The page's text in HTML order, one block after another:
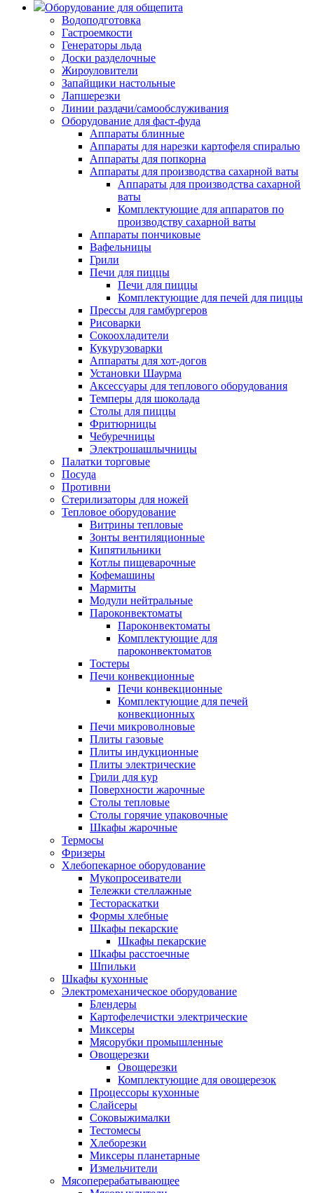
Оборудование для общепита
Водоподготовка
Гастроемкости
Генераторы льда
Доски разделочные
Жироуловители
Запайщики настольные
Лапшерезки
Линии раздачи/самообслуживания
Оборудование для фаст-фуда
Аппараты блинные
Аппараты для нарезки картофеля спиралью
Аппараты для попкорна
Аппараты для производства сахарной ваты
Аппараты для производства сахарной
ваты
Комплектующие для аппаратов по
производству сахарной ваты
Аппараты пончиковые
Вафельницы
Грили
Печи для пиццы
Печи для пиццы
Комплектующие для печей для пиццы
Прессы для гамбургеров
Рисоварки
Сокоохладители
Кукурузоварки
Аппараты для хот-догов
Установки Шаурма
Аксессуары для теплового оборудования
Темперы для шоколада
Столы для пиццы
Фритюрницы
Чебуречницы
Электрошашлычницы
Палатки торговые
Посуда
Противни
Стерилизаторы для ножей
Тепловое оборудование
Витрины тепловые
Зонты вентиляционные
Кипятильники
Котлы пищеварочные
Кофемашины
Мармиты
Модули нейтральные
Пароконвектоматы
Пароконвектоматы
Комплектующие для
пароконвектоматов
Тостеры
Печи конвекционные
Печи конвекционные
Комплектующие для печей
конвекционных
Печи микроволновые
Плиты газовые
Плиты индукционные
Плиты электрические
Грили для кур
Поверхности жарочные
Столы тепловые
Столы горячие упаковочные
Шкафы жарочные
Термосы
Фризеры
Хлебопекарное оборудование
Мукопросеиватели
Тележки стеллажные
Тестораскатки
Формы хлебные
Шкафы пекарские
Шкафы пекарские
Шкафы расстоечные
Шпильки
Шкафы кухонные
Электромеханическое оборудование
Блендеры
Картофелечистки электрические
Миксеры
Мясорубки промышленные
Овощерезки
Овощерезки
Комплектующие для овощерезок
Процессоры кухонные
Слайсеры
Соковыжималки
Тестомесы
Хлеборезки
Миксеры планетарные
Измельчители
Мясоперерабатывающее